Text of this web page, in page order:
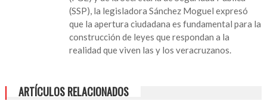
(SSP), la legisladora Sánchez Moguel expresó
que la apertura ciudadana es fundamental para la
construcción de leyes que respondan a la
realidad que viven las y los veracruzanos.
ARTÍCULOS RELACIONADOS